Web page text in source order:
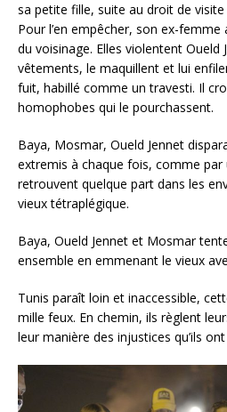
sa petite fille, suite au droit de
Pour l’en empêcher, son ex-femme
du voisinage. Elles violentent Oueld
vêtements, le maquillent et lui
fuit, habillé comme un travesti. Il
homophobes qui le pourchassent.
Baya, Mosmar, Oueld Jennet
extremis à chaque fois, comme
retrouvent quelque part dans les
vieux tétraplégique.
Baya, Oueld Jennet et Mosmar
ensemble en emmenant le vieux
Tunis paraît loin et inaccessible,
mille feux. En chemin, ils règlent
leur manière des injustices qu’ils